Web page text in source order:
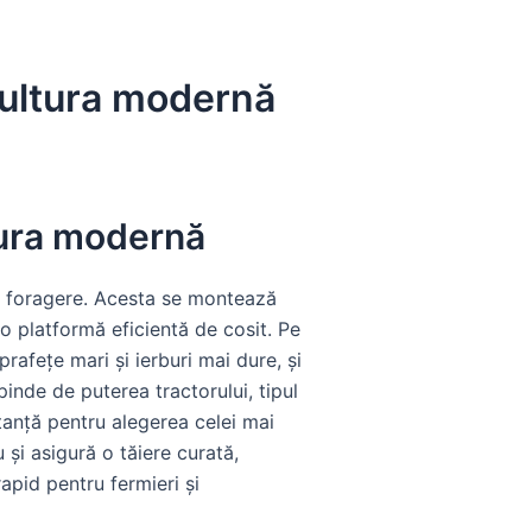
modernă
modernă
Acesta se montează
platformă eficientă de cosit. Pe
mari și ierburi mai dure, și
de puterea tractorului, tipul
pentru alegerea celei mai
asigură o tăiere curată,
pentru fermieri și